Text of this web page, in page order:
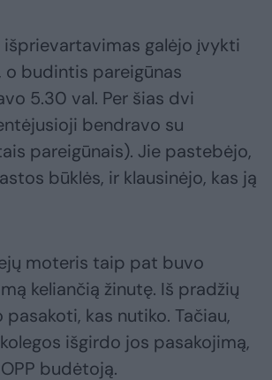
išprievartavimas galėjo įvykti
o budintis pareigūnas
5.30 val. Per šias dvi
bendravo su
pareigūnais). Jie pastebėjo,
būklės, ir klausinėjo, kas ją
moteris taip pat buvo
keliančią žinutę. Iš pradžių
pasakoti, kas nutiko. Tačiau,
išgirdo jos pasakojimą,
budėtoją.